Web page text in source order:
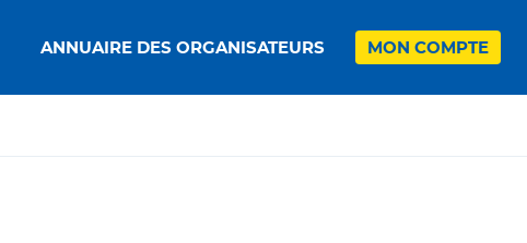
ANNUAIRE DES ORGANISATEURS MON COMPTE